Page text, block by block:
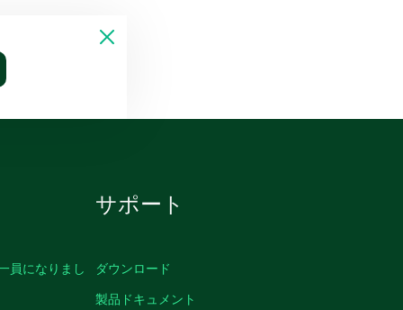
員になりまし
サポート
ダウンロード
製品ドキュメント